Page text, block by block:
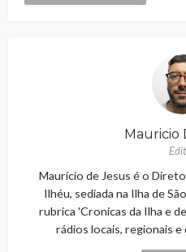
Mauricio
Maurício de Jesus é o
Ilhéu, sediada na Ilha de
rubrica 'Cronicas da Ilha e
rádios locais, regionais e